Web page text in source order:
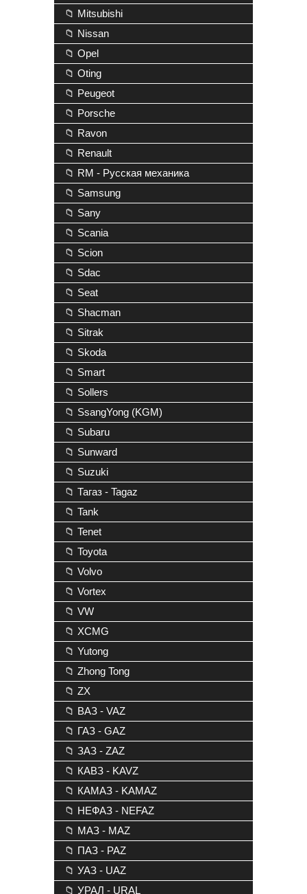
📁 Mitsubishi
📁 Nissan
📁 Opel
📁 Oting
📁 Peugeot
📁 Porsche
📁 Ravon
📁 Renault
📁 RM - Русская механика
📁 Samsung
📁 Sany
📁 Scania
📁 Scion
📁 Sdac
📁 Seat
📁 Shacman
📁 Sitrak
📁 Skoda
📁 Smart
📁 Sollers
📁 SsangYong (KGM)
📁 Subaru
📁 Sunward
📁 Suzuki
📁 Тагаз - Tagaz
📁 Tank
📁 Tenet
📁 Toyota
📁 Volvo
📁 Vortex
📁 VW
📁 XCMG
📁 Yutong
📁 Zhong Tong
📁 ZX
📁 ВАЗ - VAZ
📁 ГАЗ - GAZ
📁 ЗАЗ - ZAZ
📁 КАВЗ - KAVZ
📁 КАМАЗ - KAMAZ
📁 НЕФАЗ - NEFAZ
📁 МАЗ - MAZ
📁 ПАЗ - PAZ
📁 УАЗ - UAZ
📁 УРАЛ - URAL